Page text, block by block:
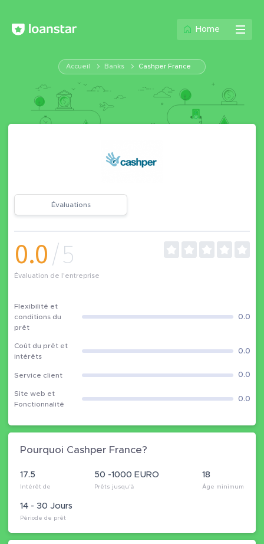
Home
Accueil Banks Cashper France
Évaluations
0.0/5
Évaluation de l'entreprise
Flexibilité et
conditions du
prêt
0.0
Coût du prêt et
intérêts
0.0
Service client 0.0
Site web et
Fonctionnalité
0.0
Pourquoi Cashper France?
17.5
Intérêt de
50 -1000 EURO
Prêts jusqu'à
14 - 30 Jours
Période de prêt
18
Âge minimum